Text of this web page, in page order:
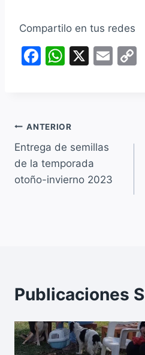
Compartilo en tus redes
F
b
o
o
k
W
A
p
p
X
E
Navegación
de
entradas
ANTERIOR
Entrega de semillas
de la temporada
otoño-invierno 2023
Publicaciones